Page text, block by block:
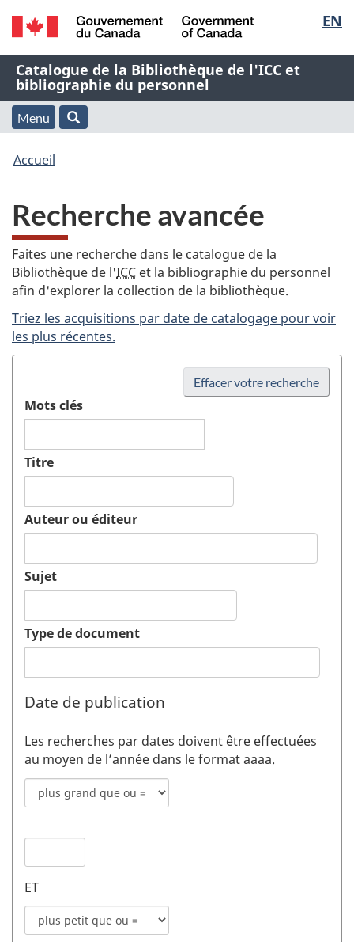
Passer
au
contenu
principal
Passer
à
« À
propos
de
application
Passer
à
la
version
HTML
de
la
EN
/
Government
of
Canada
Nom
de
l'application
Web
Catalogue de la Bibliothèque de l'ICC et
bibliographie du personnel
Menu
et
Menu
Vous
ici
Accueil
Recherche avancée
Faites une recherche dans le catalogue de la
Bibliothèque de l'ICC et la bibliographie du personnel
afin d'explorer la collection de la bibliothèque.
Triez les acquisitions par date de catalogage pour voir
les plus récentes.
Effacer votre recherche
Mots clés
Titre
Auteur ou éditeur
Sujet
Type de document
Date de publication
Les recherches par dates doivent être effectuées
au moyen de l’année dans le format aaaa.
Mode
de
pour
publication
champs
1
Date
1
ET
Mode
de